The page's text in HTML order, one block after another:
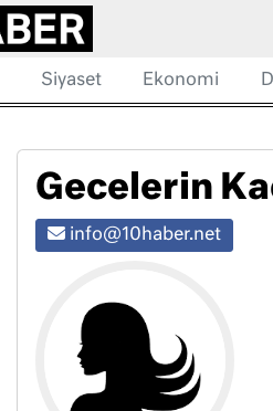
Siyaset Ekonomi
Gecelerin
info@10haber.net